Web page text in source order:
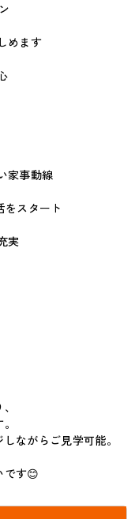
めます
家事動線
スタート
実
ながらご見学可能。
です😊